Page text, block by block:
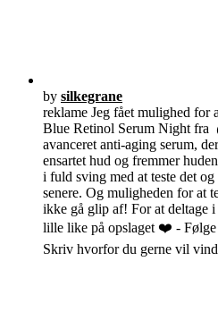
by silkegrane
reklame Jeg fået mulighed for
Blue Retinol Serum Night fra
avanceret anti-aging serum,
ensartet hud og fremmer
i fuld sving med at teste det
senere. Og muligheden for at
ikke gå glip af! For at deltage
lille like på opslaget ❤️ -
Skriv hvorfor du gerne vil